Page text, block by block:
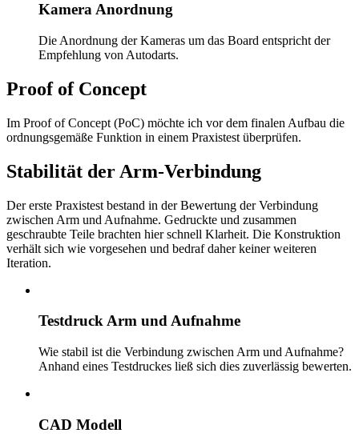
Kamera Anordnung
Die Anordnung der Kameras um das Board entspricht der
Empfehlung von Autodarts.
Proof of Concept
Im Proof of Concept (PoC) möchte ich vor dem finalen Aufbau die
ordnungsgemäße Funktion in einem Praxistest überprüfen.
Stabilität der Arm-Verbindung
Der erste Praxistest bestand in der Bewertung der Verbindung
zwischen Arm und Aufnahme. Gedruckte und zusammen
geschraubte Teile brachten hier schnell Klarheit. Die Konstruktion
verhält sich wie vorgesehen und bedraf daher keiner weiteren
Iteration.
Testdruck Arm und Aufnahme
Wie stabil ist die Verbindung zwischen Arm und Aufnahme?
Anhand eines Testdruckes ließ sich dies zuverlässig bewerten.
CAD Modell